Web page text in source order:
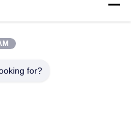
500kg
Scales Weighing
for?